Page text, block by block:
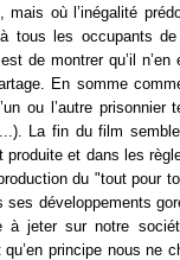
où l’inégalité
tous les occupants
est de montrer qu’il n’en
En somme
ou l’autre prisonnier
La fin du film
et dans les
du "tout pour
ses développements
à jeter sur notre
principe nous ne